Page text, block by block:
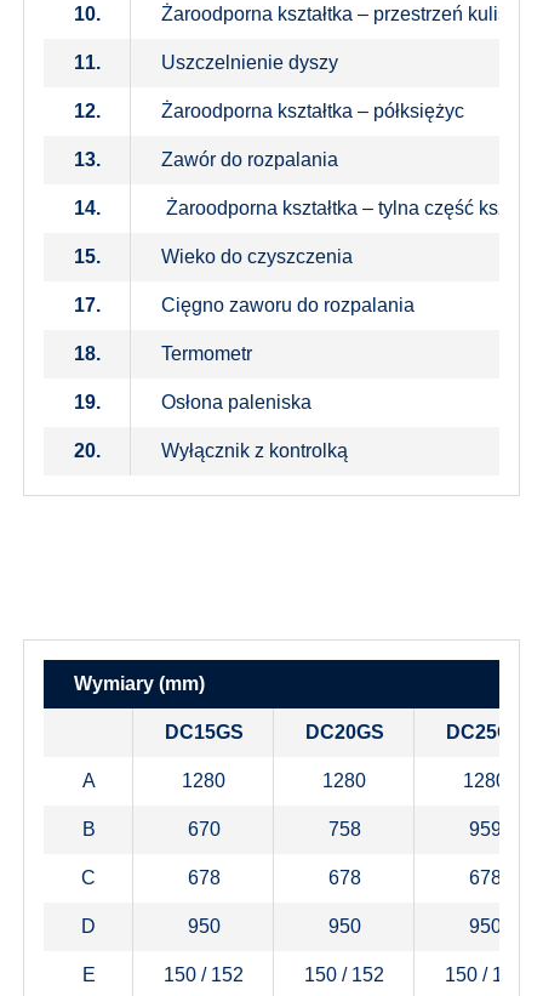
10. Żaroodporna kształtka – przestrzeń kulista L
11. Uszczelnienie dyszy
12. Żaroodporna kształtka – półksiężyc
13. Zawór do rozpalania
14. Żaroodporna kształtka – tylna część
15. Wieko do czyszczenia
17. Cięgno zaworu do rozpalania
18. Termometr
19. Osłona paleniska
20. Wyłącznik z kontrolką
Wymiary (mm)
DC15GS DC20GS DC25GS
A 1280 1280 1280
B 670 758 959
C 678 678 678
D 950 950 950
E 150 / 152 150 / 152 150 / 152